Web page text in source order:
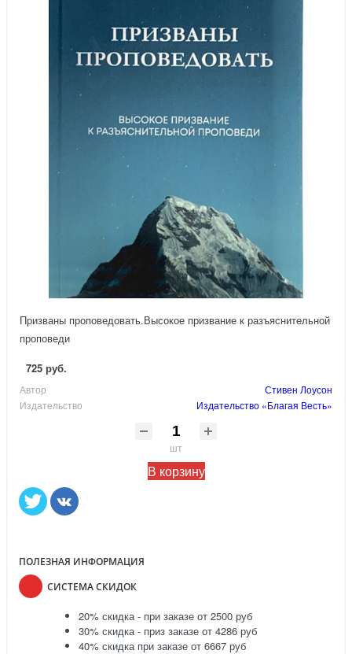
Призваны проповедовать.Высокое призвание к разъяснительной
проповеди
725 руб.
Автор
Стивен Лоусон
Издательство
Издательство «Благая Весть»
шт
В корзину
ПОЛЕЗНАЯ ИНФОРМАЦИЯ
СИСТЕМА СКИДОК
20% скидка - при заказе от 2500 руб
30% скидка - приз заказе от 4286 руб
40% скидка при заказе от 6667 руб